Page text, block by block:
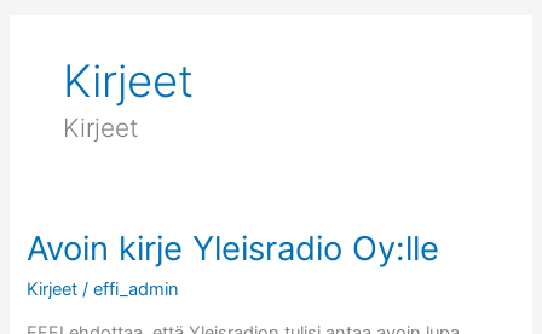
Kirjeet
Kirjeet
Avoin kirje Yleisradio Oy:lle
Kirjeet /effi_admin